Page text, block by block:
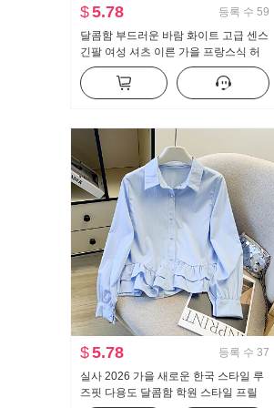
$5.78 등록 수 59
달콤함 부드러운 바람 화이트 고급 센스
긴팔 여성 셔츠 이른 가을 프랑스식 허
리 수축 슬림해 보이는 맨위
$5.78 등록 수 37
실사 2026 가을 새로운 한국 스타일 루
즈핏 다용도 달콤함 학원 스타일 프릴